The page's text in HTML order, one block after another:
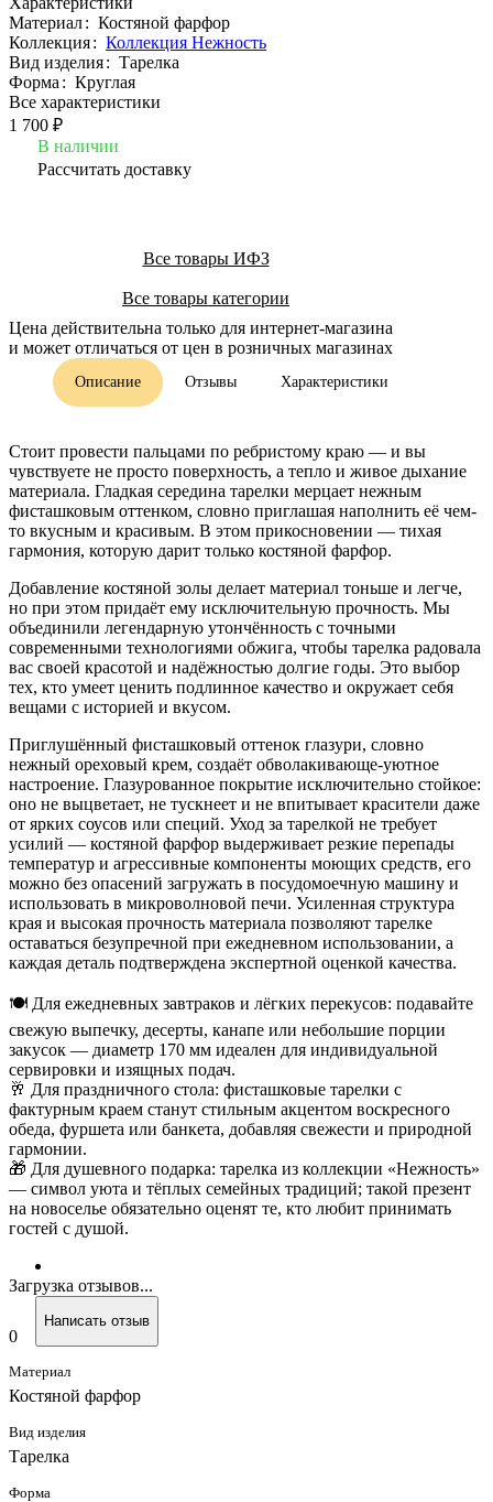
Материал: Костяной фарфор
Коллекция: Коллекция Нежность
Вид изделия: Тарелка
Форма : Круглая
Все характеристики
1 700 ₽
В наличии
Рассчитать доставку
Все товары ИФЗ
Все товары категории
Цена действительна только для интернет-магазина
и может отличаться от цен в розничных магазинах
Описание Отзывы Характеристики
Стоит провести пальцами по ребристому краю — и вы
чувствуете не просто поверхность, а тепло и живое дыхание
материала. Гладкая середина тарелки мерцает нежным
фисташковым оттенком, словно приглашая наполнить её чем-
то вкусным и красивым. В этом прикосновении — тихая
гармония, которую дарит только костяной фарфор.
Добавление костяной золы делает материал тоньше и легче,
но при этом придаёт ему исключительную прочность. Мы
объединили легендарную утончённость с точными
современными технологиями обжига, чтобы тарелка радовала
вас своей красотой и надёжностью долгие годы. Это выбор
тех, кто умеет ценить подлинное качество и окружает себя
вещами с историей и вкусом.
Приглушённый фисташковый оттенок глазури, словно
нежный ореховый крем, создаёт обволакивающе-уютное
настроение. Глазурованное покрытие исключительно стойкое:
оно не выцветает, не тускнеет и не впитывает красители даже
от ярких соусов или специй. Уход за тарелкой не требует
усилий — костяной фарфор выдерживает резкие перепады
температур и агрессивные компоненты моющих средств, его
можно без опасений загружать в посудомоечную машину и
использовать в микроволновой печи. Усиленная структура
края и высокая прочность материала позволяют тарелке
оставаться безупречной при ежедневном использовании, а
каждая деталь подтверждена экспертной оценкой качества.
🍽 Для ежедневных завтраков и лёгких перекусов: подавайте
свежую выпечку, десерты, канапе или небольшие порции
закусок — диаметр 170 мм идеален для индивидуальной
сервировки и изящных подач.
🥂 Для праздничного стола: фисташковые тарелки с
фактурным краем станут стильным акцентом воскресного
обеда, фуршета или банкета, добавляя свежести и природной
гармонии.
🎁 Для душевного подарка: тарелка из коллекции «Нежность»
— символ уюта и тёплых семейных традиций; такой презент
на новоселье обязательно оценят те, кто любит принимать
гостей с душой.
Загрузка отзывов...
0
Написать отзыв
Материал
Костяной фарфор
Вид изделия
Тарелка
Форма